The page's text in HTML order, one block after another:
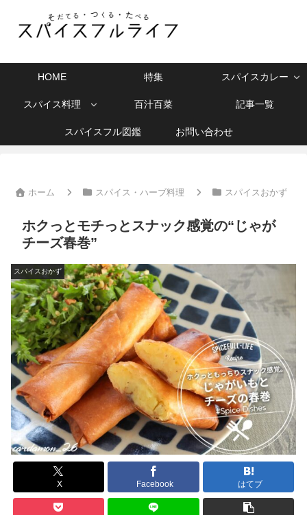
HOME 特集 スパイスカレー
スパイス料理 百汁百菜 記事一覧
スパイスフル図鑑 お問い合わせ
ホーム スパイス・ハーブ料理 スパイスおかず
ホクっとモチっとスナック感覚の“じゃが
チーズ春巻”
スパイスおかず
X Facebook はてブ